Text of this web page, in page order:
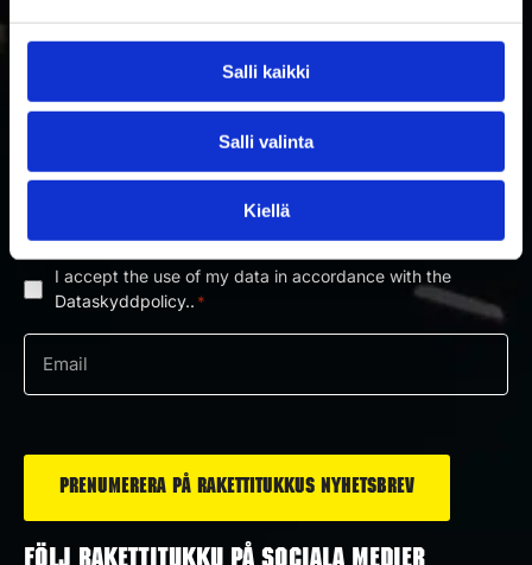
Salli kaikki
Salli valinta
Kiellä
PRENUMERERA PÅ RAKETTITUKKU
Prenumerera på nyhetsbrevet och få information om nyheter
och erbjudanden först!
Dataskyddpolicy
*
I accept the use of my data in accordance with the
Dataskyddpolicy.. *
post